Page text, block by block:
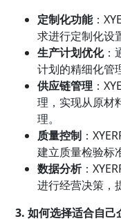
定制化功能：
求进行定制化设
生产计划优化：
计划的精细化管
供应链管理 ：
理，实现从原材
理。
质量控制 ：
建立质量检验标
数据分析：
进行经营决策，
3. 如何选择适合自己